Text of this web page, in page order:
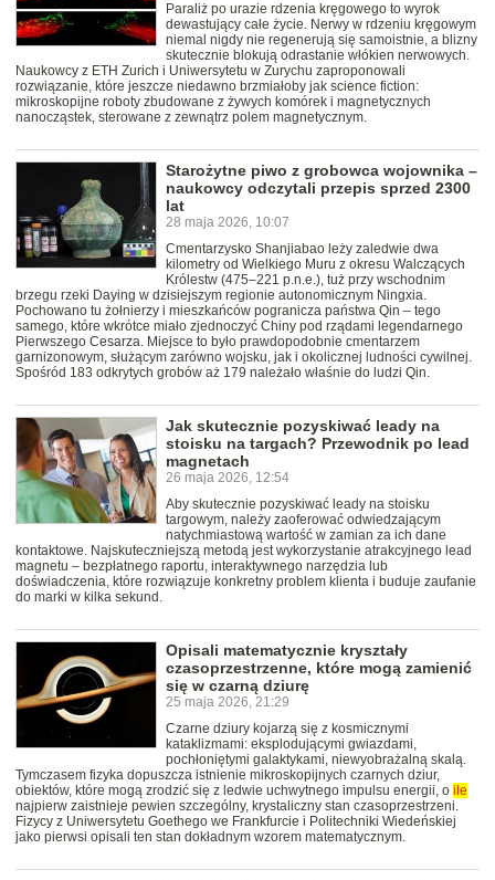
Paraliż po urazie rdzenia kręgowego to wyrok
dewastujący całe życie. Nerwy w rdzeniu kręgowym
niemal nigdy nie regenerują się samoistnie, a blizny
skutecznie blokują odrastanie włókien nerwowych.
Naukowcy z ETH Zurich i Uniwersytetu w Zurychu zaproponowali
rozwiązanie, które jeszcze niedawno brzmiałoby jak science fiction:
mikroskopijne roboty zbudowane z żywych komórek i magnetycznych
nanocząstek, sterowane z zewnątrz polem magnetycznym.
Starożytne piwo z grobowca wojownika –
naukowcy odczytali przepis sprzed 2300
lat
28 maja 2026, 10:07
Cmentarzysko Shanjiabao leży zaledwie dwa
kilometry od Wielkiego Muru z okresu Walczących
Królestw (475–221 p.n.e.), tuż przy wschodnim
brzegu rzeki Daying w dzisiejszym regionie autonomicznym Ningxia.
Pochowano tu żołnierzy i mieszkańców pogranicza państwa Qin – tego
samego, które wkrótce miało zjednoczyć Chiny pod rządami legendarnego
Pierwszego Cesarza. Miejsce to było prawdopodobnie cmentarzem
garnizonowym, służącym zarówno wojsku, jak i okolicznej ludności cywilnej.
Spośród 183 odkrytych grobów aż 179 należało właśnie do ludzi Qin.
Jak skutecznie pozyskiwać leady na
stoisku na targach? Przewodnik po lead
magnetach
26 maja 2026, 12:54
Aby skutecznie pozyskiwać leady na stoisku
targowym, należy zaoferować odwiedzającym
natychmiastową wartość w zamian za ich dane
kontaktowe. Najskuteczniejszą metodą jest wykorzystanie atrakcyjnego lead
magnetu – bezpłatnego raportu, interaktywnego narzędzia lub
doświadczenia, które rozwiązuje konkretny problem klienta i buduje zaufanie
do marki w kilka sekund.
Opisali matematycznie kryształy
czasoprzestrzenne, które mogą zamienić
się w czarną dziurę
25 maja 2026, 21:29
Czarne dziury kojarzą się z kosmicznymi
kataklizmami: eksplodującymi gwiazdami,
pochłoniętymi galaktykami, niewyobrażalną skalą.
Tymczasem fizyka dopuszcza istnienie mikroskopijnych czarnych dziur,
obiektów, które mogą zrodzić się z ledwie uchwytnego impulsu energii, o ile
najpierw zaistnieje pewien szczególny, krystaliczny stan czasoprzestrzeni.
Fizycy z Uniwersytetu Goethego we Frankfurcie i Politechniki Wiedeńskiej
jako pierwsi opisali ten stan dokładnym wzorem matematycznym.